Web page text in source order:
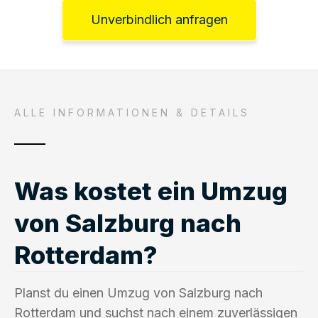
Unverbindlich anfragen
ALLE INFORMATIONEN & DETAILS
Was kostet ein Umzug
von Salzburg nach
Rotterdam?
Planst du einen Umzug von Salzburg nach
Rotterdam und suchst nach einem zuverlässigen